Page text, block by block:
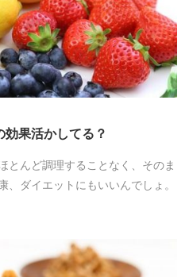
果活かしてる？
とんど調理することなく、そのま
、ダイエットにもいいんでしょ。